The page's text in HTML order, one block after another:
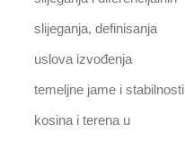
slijeganja, definisanja
uslova izvođenja
temeljne jame i stabilnosti
kosina i terena u